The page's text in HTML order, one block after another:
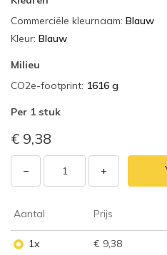
Commerciële kleurnaam: Blauw
Kleur: Blauw
Milieu
CO2e-footprint: 1616 g
Per 1 stuk
€ 9,38
− +
Aantal Prijs
1x € 9,38